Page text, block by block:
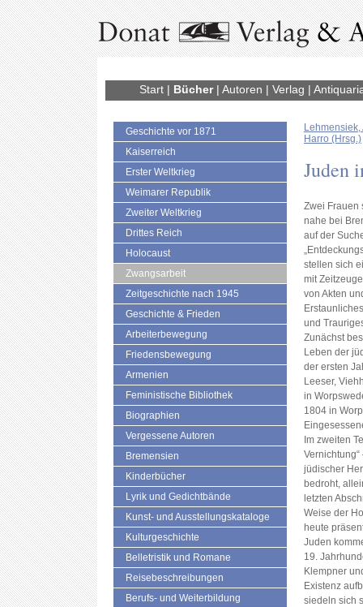
Start| Bücher| Autoren | Verlag |
Geschichte vor 1871
Kaiserreich
Erster Weltkrieg
Weimarer Republik
Zweiter Weltkrieg
Drittes Reich
Holocaust
Zwangsarbeit
Zeitgeschichte nach 1945
Geschichte & Frieden
Arbeiterbewegung
Friedensbewegung
Armenien
Feministische Bibliothek
Biographien
Vergessene Autoren
Bremensien
Kinderbücher
Lyrik und Gedichtbände
Kunst- und Ausstellungskataloge
Kulturgeschichte
Belletristik und Romane
Reisebeschreibungen
Berufs- und Weiterbildung
Harro (Hrsg.)
Juden
Zwei Frauen
nahe bei
auf der
stellen sich
mit
von Akten
und
Zunächst
Leben der
der ersten
Leeser,
in
1804 in
Im zweiten
jüdischer
bedroht,
letzten
Weise der
heute
Juden
19.
Klempner
Existenz
siedeln sich